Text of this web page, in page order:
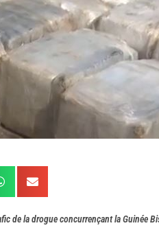
de la drogue concurrençant la Guinée